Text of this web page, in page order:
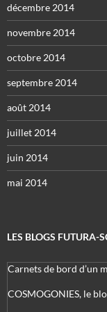
décembre 2014
novembre 2014
octobre 2014
septembre 2014
août 2014
juillet 2014
juin 2014
mai 2014
LES BLOGS FUTURA-
Carnets de bord d’un
COSMOGONIES, le